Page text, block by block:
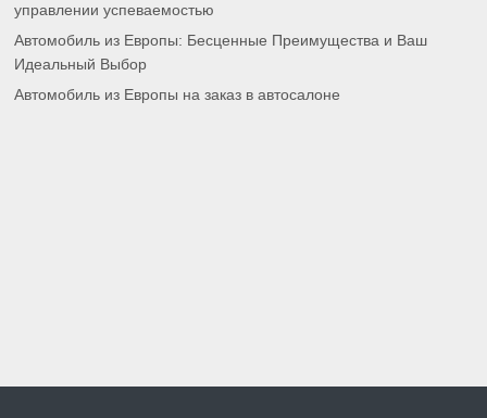
управлении успеваемостью
Автомобиль из Европы: Бесценные Преимущества и Ваш
Идеальный Выбор
Автомобиль из Европы на заказ в автосалоне